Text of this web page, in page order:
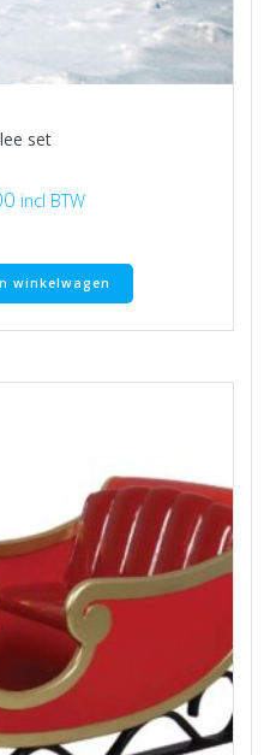
set
incl BTW
winkelwagen